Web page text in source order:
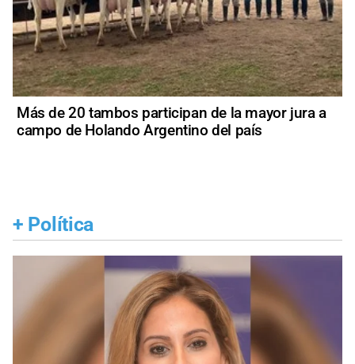
Más de 20 tambos participan de la mayor jura a
campo de Holando Argentino del país
+ Política